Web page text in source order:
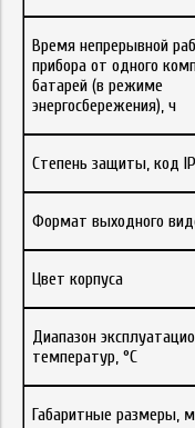
Время непрерывной
прибора от одного
батарей (в режиме
энергосбережения), ч
Степень защиты, код
Формат выходного
Цвет корпуса
Диапазон
температур, °C
Габаритные размеры,